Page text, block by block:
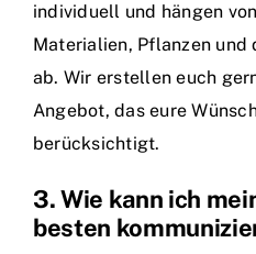
individuell und hängen
Materialien, Pflanzen und
ab. Wir erstellen euch
Angebot, das eure
berücksichtigt.
3. Wie kann ich
besten